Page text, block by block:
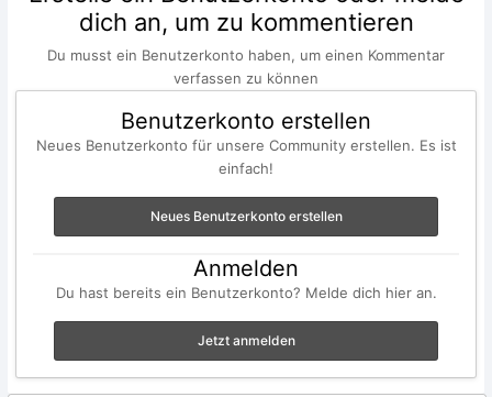
dich an, um zu kommentieren
Du musst ein Benutzerkonto haben, um einen Kommentar
verfassen zu können
Benutzerkonto erstellen
Neues Benutzerkonto für unsere Community erstellen. Es ist
einfach!
Neues Benutzerkonto erstellen
Anmelden
Du hast bereits ein Benutzerkonto? Melde dich hier an.
Jetzt anmelden